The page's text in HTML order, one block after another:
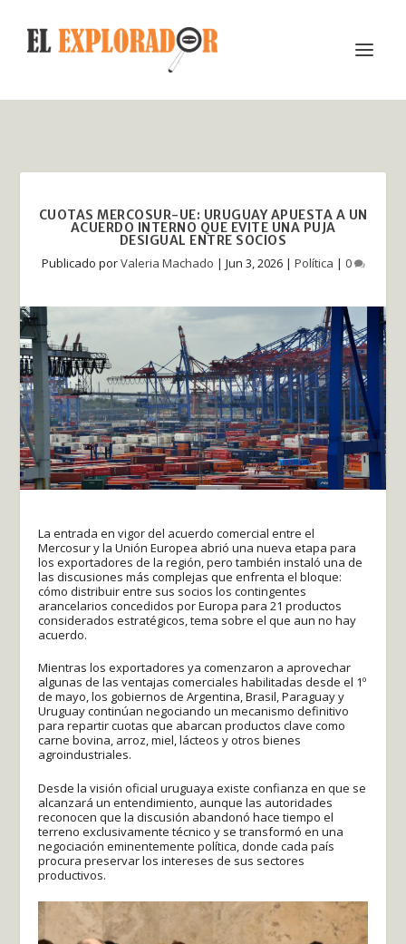
CUOTAS MERCOSUR-UE: URUGUAY APUESTA A UN
ACUERDO INTERNO QUE EVITE UNA PUJA
DESIGUAL ENTRE SOCIOS
Publicado porValeria Machado | Jun 3, 2026| Política | 0
La entrada en vigor del acuerdo comercial entre el
Mercosur y la Unión Europea abrió una nueva etapa para
los exportadores de la región, pero también instaló una de
las discusiones más complejas que enfrenta el bloque:
cómo distribuir entre sus socios los contingentes
arancelarios concedidos por Europa para 21 productos
considerados estratégicos, tema sobre el que aun no hay
acuerdo.
Mientras los exportadores ya comenzaron a aprovechar
algunas de las ventajas comerciales habilitadas desde el 1º
de mayo, los gobiernos de Argentina, Brasil, Paraguay y
Uruguay continúan negociando un mecanismo definitivo
para repartir cuotas que abarcan productos clave como
carne bovina, arroz, miel, lácteos y otros bienes
agroindustriales.
Desde la visión oficial uruguaya existe confianza en que se
alcanzará un entendimiento, aunque las autoridades
reconocen que la discusión abandonó hace tiempo el
terreno exclusivamente técnico y se transformó en una
negociación eminentemente política, donde cada país
procura preservar los intereses de sus sectores
productivos.